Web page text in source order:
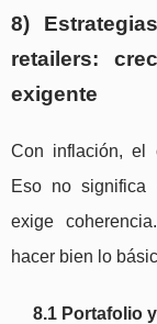
8)
retailers:
exigente
Con inflación, el
Eso no significa
exige
hacer bien lo
8.1 Portafolio